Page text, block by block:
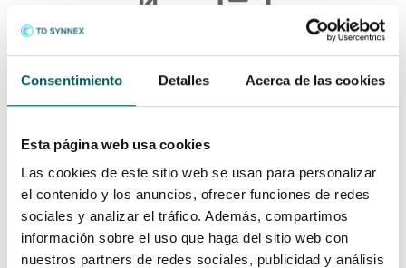
Consentimiento Detalles Acerca de las cookies
Esta página web usa cookies
Las cookies de este sitio web se usan para personalizar
el contenido y los anuncios, ofrecer funciones de redes
sociales y analizar el tráfico. Además, compartimos
información sobre el uso que haga del sitio web con
nuestros partners de redes sociales, publicidad y análisis
Construção Residencial